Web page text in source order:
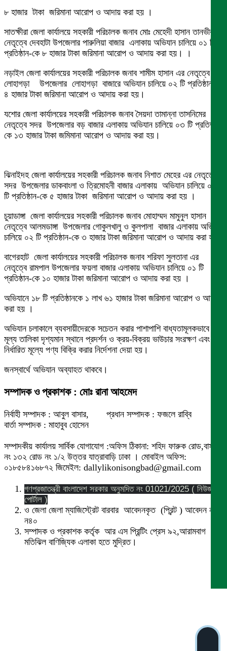
৮ হাজার টাকা জরিমানা আরোপ ও আদায় করা হয় ।
সাতক্ষীরা জেলা কার্যালয়ে সহকারী পরিচালক জনাব মোঃ মেহেদী হাসান তানভীরএর
নেতৃত্বে দেবহাটা উপজেলার পারুলিয়া বাজার এলাকায় অভিযান চালিয়ে ০১ টি
প্রতিষ্ঠান-কে ৮ হাজার টাকা জরিমানা আরোপ ও আদায় করা হয়। ।
নড়াইল জেলা কার্যালয়ের সহকারী পরিচালক জনাব শামীম হাসান এর নেতৃত্বে
লোহাগড়া উপজেলার লোহাগড়া বাজারে অভিযান চালিয়ে ০২ টি প্রতিষ্ঠান-কে
৪ হাজার টাকা জরিমানা আরোপ ও আদায় করা হয়।
যশোর জেলা কার্যালয়ের সহকারী পরিচালক জনাব সৈয়দা তামান্না তাসনিমের
নেতৃত্বে সদর উপজেলার বড় বাজার এলাকায় অভিযান চালিয়ে ০৩ টি প্রতিষ্ঠান-
কে ১৩ হাজার টাকা জমিমানা আরোপ ও আদায় করা হয়।
ঝিনাইদহ জেলা কার্যালয়ের সহকারী পরিচালক জনাব নিশাত মেহের এর নেতৃত্বে
সদর উপজেলার ডাকবাংলা ও ত্রিমোহনী বাজার এলাকায় অভিযান চালিয়ে ০২
টি প্রতিষ্ঠান-কে ৫ হাজার টাকা জরিমানা আরোপ ও আদায় করা হয় ।
চুয়াডাঙ্গা জেলা কার্যালয়ের সহকারী পরিচালক জনাব মোহাম্মদ মামুনুল হাসান এর
নেতৃত্বে আলমডাঙ্গা উপজেলার গোকুলখালু ও কুলপালা বাজার এলাকায় অভিযান
চালিয়ে ০২ টি প্রতিষ্ঠান-কে ৩ হাজার টাকা জরিমানা আরোপ ও আদায় করা হয়।
বাগেরহাট জেলা কার্যালয়ের সহকারী পরিচালক জনাব শরিফা সুলতানা এর
নেতৃত্বে রামপাল উপজেলার ফয়লা বাজার এলাকায় অভিযান চালিয়ে ০১ টি
প্রতিষ্ঠান-কে ১০ হাজার টাকা জরিমানা আরোপ ও আদায় করা হয় ।
অভিযানে ১৮ টি প্রতিষ্ঠানকে ১ লাখ ৬১ হাজার টাকা জরিমানা আরোপ ও আদায়
করা হয় ।
অভিযান চলাকালে ব্যবসায়ীদেরকে সচেতন করার পাশাপাশি বাধ্যতামূলকভাবে
মূল্য তালিকা দৃশ্যমান স্থানে প্রদর্শন ও ক্রয়-বিক্রয় ভাউচার সংরক্ষণ এবং
নির্ধারিত মূল্যে পণ্য বিক্রি করার নির্দেশনা দেয়া হয়।
জনস্বার্থে অভিযান অব্যাহত থাকবে।
সম্পাদক ও প্রকাশক : মোঃ রানা আহমেদ
নির্বাহী সম্পাদক : আবুল বাসার, প্রধান সম্পাদক : ফজলে রাব্বি
বার্তা সম্পাদক : মাহাবুব হোসেন
সম্পাদকীয় কার্যালয় সার্বিক যোগাযোগ :অফিস ঠিকানা: শহিদ ফারুক রোড,বাসা
নং ১৩২ রোড নং ১/২ উত্তর যাত্রাবাড়ি ঢাকা । মোবাইল অফিস:
০১৮৫৮৪১৬৮৭২ জিমেইল: dallylikonisongbad@gmail.com
গণপ্রজাতন্ত্রী বাংলাদেশ সরকার অনুমদিত নং 01021/2025 ( নিউজ
পোর্টাল )
ও জেলা জেলা ম্যাজিস্ট্রেট বারবার আবেদনকৃত (প্রিন্ট ) আবেদন নং
ন৪০
সম্পাদক ও প্রকাশক কর্তৃক আর এস প্রিন্টিং প্রেস ৯২,আরামবাগ
মতিঝিল বাণিজ্যিক এলাকা হতে মুদ্রিত।